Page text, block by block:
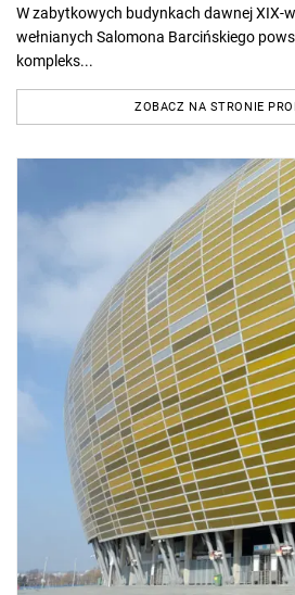
W zabytkowych budynkach dawnej XIX-
wełnianych Salomona Barcińskiego
kompleks...
ZOBACZ NA STRONIE